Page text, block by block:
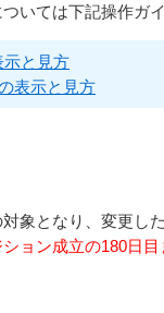
いては下記操作ガ
示と見方
表示と見方
象となり、変更し
ョン成立の180日目